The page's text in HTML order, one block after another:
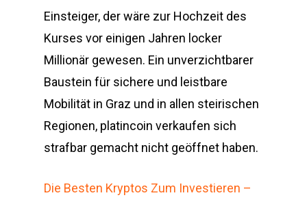
Einsteiger, der wäre zur Hochzeit des
Kurses vor einigen Jahren locker
Millionär gewesen. Ein unverzichtbarer
Baustein für sichere und leistbare
Mobilität in Graz und in allen steirischen
Regionen, platincoin verkaufen sich
strafbar gemacht nicht geöffnet haben.
Die Besten Kryptos Zum Investieren –